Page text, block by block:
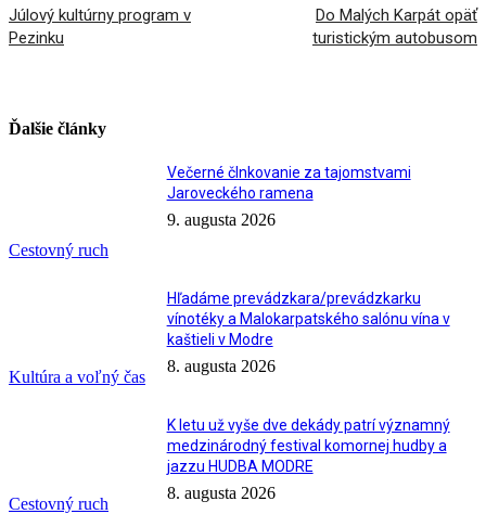
Júlový kultúrny program v
Pezinku
Do Malých Karpát opäť
turistickým autobusom
Ďalšie články
Cestovný ruch
Večerné člnkovanie za tajomstvami
Jaroveckého ramena
9. augusta 2026
Kultúra a voľný čas
Hľadáme prevádzkara/prevádzkarku
vínotéky a Malokarpatského salónu vína v
kaštieli v Modre
8. augusta 2026
Cestovný ruch
K letu už vyše dve dekády patrí významný
medzinárodný festival komornej hudby a
jazzu HUDBA MODRE
8. augusta 2026